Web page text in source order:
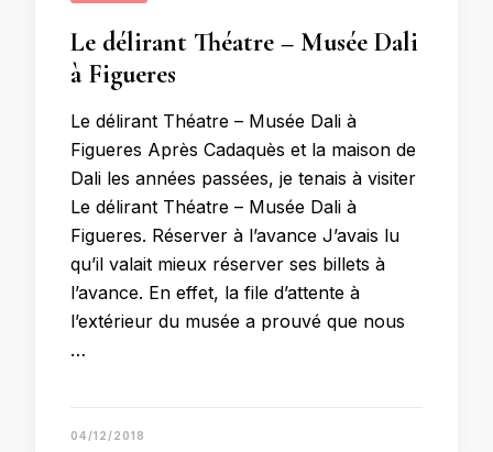
Le délirant Théatre – Musée Dali
à Figueres
Le délirant Théatre – Musée Dali à
Figueres Après Cadaquès et la maison de
Dali les années passées, je tenais à visiter
Le délirant Théatre – Musée Dali à
Figueres. Réserver à l’avance J’avais lu
qu’il valait mieux réserver ses billets à
l’avance. En effet, la file d’attente à
l’extérieur du musée a prouvé que nous
…
04/12/2018